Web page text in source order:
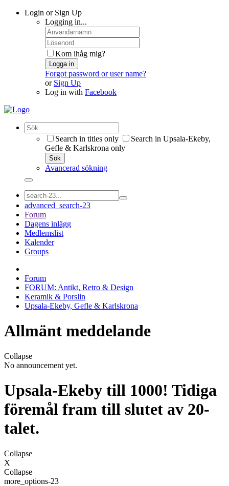
Login or Sign Up
Logging in...
Kom ihåg mig?
Logga in
Forgot password or user name?
or Sign Up
Log in with Facebook
Search in titles only
Search in Upsala-Ekeby,
Gefle & Karlskrona only
Sök
Avancerad sökning
advanced_search-23
Forum
Dagens inlägg
Medlemslist
Kalender
Groups
Forum
FORUM: Antikt, Retro & Design
Keramik & Porslin
Upsala-Ekeby, Gefle & Karlskrona
Allmänt meddelande
Collapse
No announcement yet.
Upsala-Ekeby till 1000! Tidiga
föremål fram till slutet av 20-
talet.
Collapse
X
Collapse
more_options-23